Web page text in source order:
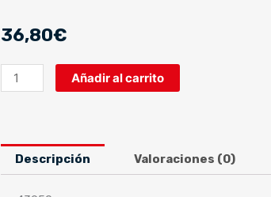
36,80€
Pistón
ad.
/
MT50
Añadir al carrito
Descripción Valoraciones (0)